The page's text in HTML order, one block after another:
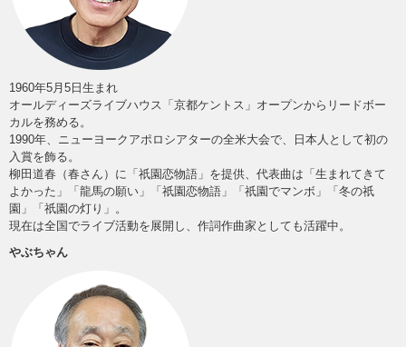
1960年5月5日生まれ
オールディーズライブハウス「京都ケントス」オープンからリードボー
カルを務める。
1990年、ニューヨークアポロシアターの全米大会で、日本人として初の
入賞を飾る。
柳田道春（春さん）に「祇園恋物語」を提供、代表曲は「生まれてきて
よかった」「龍馬の願い」「祇園恋物語」「祇園でマンボ」「冬の祇
園」「祇園の灯り」。
現在は全国でライブ活動を展開し、作詞作曲家としても活躍中。
やぶちゃん